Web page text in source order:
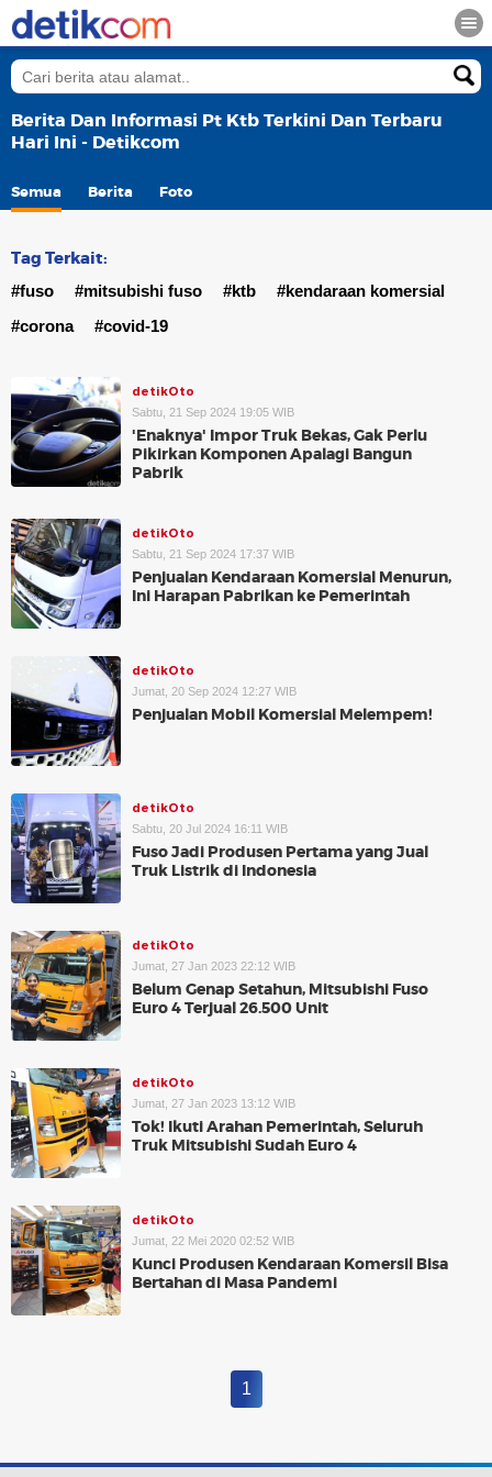
Berita Dan Informasi Pt Ktb Terkini Dan Terbaru
Hari Ini - Detikcom
Semua Berita Foto
Tag Terkait:
#fuso #mitsubishi fuso #ktb
#kendaraan komersial
#corona
#covid-19
detikOto
Sabtu, 21 Sep 2024 19:05 WIB
'Enaknya' Impor Truk Bekas, Gak Perlu
Pikirkan Komponen Apalagi Bangun
Pabrik
detikOto
Sabtu, 21 Sep 2024 17:37 WIB
Penjualan Kendaraan Komersial Menurun,
Ini Harapan Pabrikan ke Pemerintah
detikOto
Jumat, 20 Sep 2024 12:27 WIB
Penjualan Mobil Komersial Melempem!
detikOto
Sabtu, 20 Jul 2024 16:11 WIB
Fuso Jadi Produsen Pertama yang Jual
Truk Listrik di Indonesia
detikOto
Jumat, 27 Jan 2023 22:12 WIB
Belum Genap Setahun, Mitsubishi Fuso
Euro 4 Terjual 26.500 Unit
detikOto
Jumat, 27 Jan 2023 13:12 WIB
Tok! Ikuti Arahan Pemerintah, Seluruh
Truk Mitsubishi Sudah Euro 4
detikOto
Jumat, 22 Mei 2020 02:52 WIB
Kunci Produsen Kendaraan Komersil Bisa
Bertahan di Masa Pandemi
1